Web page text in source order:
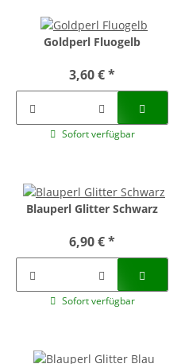
Goldperl Fluogelb
3,60 €*
Sofort verfügbar
Blauperl Glitter Schwarz
6,90 €*
Sofort verfügbar